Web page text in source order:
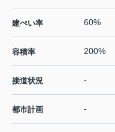
建ぺい率 60%
容積率 200%
接道状況 -
都市計画 -